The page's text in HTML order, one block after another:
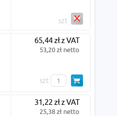
szt
65,44 zł z VAT
53,20 zł netto
szt
31,22 zł z VAT
25,38 zł netto